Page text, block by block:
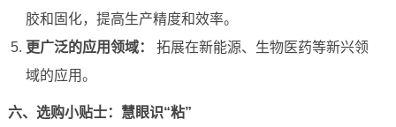
胶和固化，提高生产精度和效率。
更广泛的应用领域：
拓展在新能源、生物医药等新兴领
域的应用。
六、选购小贴士：慧眼识“粘”